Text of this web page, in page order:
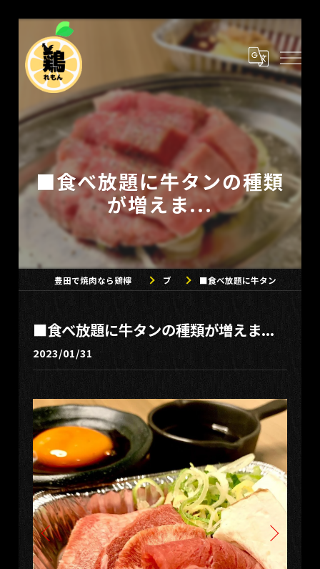
■食べ放題に牛タンの種類
が増えま...
ブログ ■食べ放題に牛タンの種類が増えま...
■食べ放題に牛タンの種類が増えま...
2023/01/31